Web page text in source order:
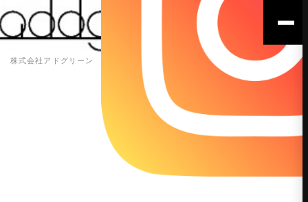
株式会社アドグリーン